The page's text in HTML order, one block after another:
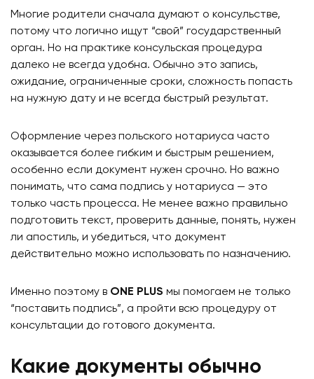
Многие родители сначала думают о консульстве,
потому что логично ищут “свой” государственный
орган. Но на практике консульская процедура
далеко не всегда удобна. Обычно это запись,
ожидание, ограниченные сроки, сложность попасть
на нужную дату и не всегда быстрый результат.
Оформление через польского нотариуса часто
оказывается более гибким и быстрым решением,
особенно если документ нужен срочно. Но важно
понимать, что сама подпись у нотариуса — это
только часть процесса. Не менее важно правильно
подготовить текст, проверить данные, понять, нужен
ли апостиль, и убедиться, что документ
действительно можно использовать по назначению.
Именно поэтому в ONE PLUS мы помогаем не только
“поставить подпись”, а пройти всю процедуру от
консультации до готового документа.
Какие документы обычно